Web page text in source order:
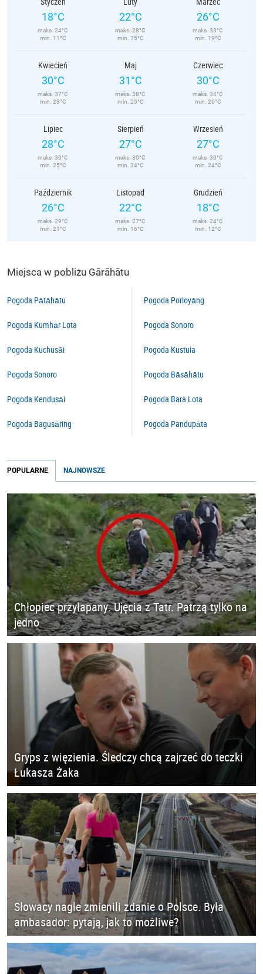
18°C
maks. 24°C
min. 11°C
22°C
maks. 28°C
min. 15°C
26°C
maks. 33°C
min. 19°C
Kwiecień
30°C
maks. 37°C
min. 23°C
Maj
31°C
maks. 38°C
min. 25°C
Czerwiec
30°C
maks. 34°C
min. 26°C
Lipiec
28°C
maks. 30°C
min. 25°C
Sierpień
27°C
maks. 30°C
min. 24°C
Wrzesień
27°C
maks. 30°C
min. 24°C
Październik
26°C
maks. 29°C
min. 21°C
Listopad
22°C
maks. 27°C
min. 16°C
Grudzień
18°C
maks. 24°C
min. 12°C
Miejsca w pobliżu Gārāhātu
Pogoda Pātāhātu
Pogoda Kumhār Lota
Pogoda Kuchusāi
Pogoda Sonoro
Pogoda Kendusāi
Pogoda Bagusāring
Pogoda Porloyāng
Pogoda Sonoro
Pogoda Kustuia
Pogoda Bāsāhātu
Pogoda Bara Lota
Pogoda Pandupāta
POPULARNE NAJNOWSZE
Chłopiec przyłapany. Ujęcia z Tatr. Patrzą tylko na
jedno
Gryps z więzienia. Śledczy chcą zajrzeć do teczki
Łukasza Żaka
Słowacy nagle zmienili zdanie o Polsce. Była
ambasador: pytają, jak to możliwe?